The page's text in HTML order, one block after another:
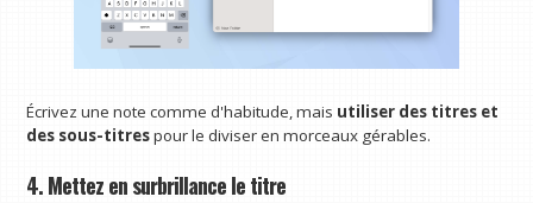
Écrivez une note comme d'habitude, mais utiliser des titres et
des sous-titrespour le diviser en morceaux gérables.
4. Mettez en surbrillance le titre